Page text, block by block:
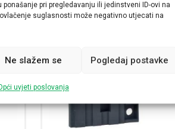
pri pregledavanju ili jedinstveni ID-ovi na
suglasnosti može negativno utjecati na
Ne slažem se Pogledaj postavke
uvjeti poslovanja